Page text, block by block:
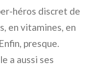
héros discret de
en vitamines, en
presque.
a aussi ses